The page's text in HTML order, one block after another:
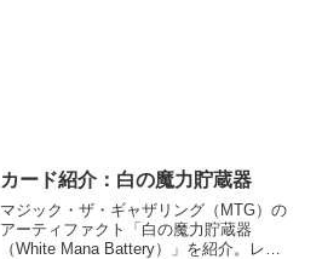
カード紹介：白の魔力貯蔵器
マジック・ザ・ギャザリング（MTG）の
アーティファクト「白の魔力貯蔵器
（White Mana Battery）」を紹介。レジ